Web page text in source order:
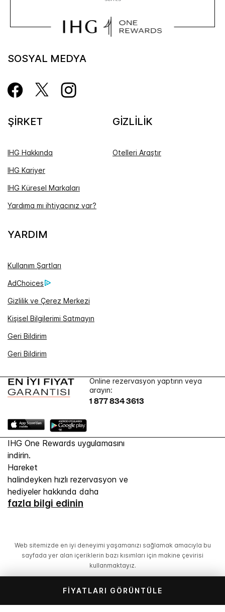
FIYATLARI GÖRÜNTÜLE
SOSYAL MEDYA
ŞİRKET
IHG Hakkında
IHG Kariyer
IHG Küresel Markaları
Yardıma mı ihtiyacınız var?
GİZLİLİK
Otelleri Araştır
YARDIM
Kullanım Şartları
AdChoices
Gizlilik ve Çerez Merkezi
Kişisel Bilgilerimi Satmayın
Geri Bildirim
Geri Bildirim
Online rezervasyon yaptırın veya
arayın:
1 877 834 3613
IHG One Rewards uygulamasını
indirin.
Hareket
halindeyken hızlı rezervasyon ve
hediyeler hakkında daha
fazla bilgi edinin
Web sitemizde en iyi deneyimi yaşamanızı sağlamak amacıyla bu
sayfada yer alan içeriklerin bazı kısımları için makine çevirisi
kullanmaktayız.